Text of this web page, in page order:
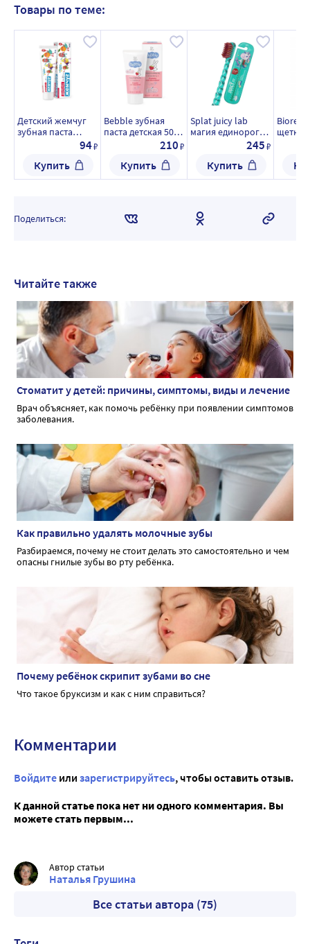
Товары по теме:
Детский жемчуг
зубная паста
фрукты 50 мл
94₽
Купить
Bebble зубная
паста детская 50
210₽
Купить
Splat juicy lab
магия единорога
зубная щетка
серебра clear
прозрачная
245₽
Купить
щетка
Поделиться:
Читайте также
Стоматит у детей: причины, симптомы, виды и лечение
Врач объясняет, как помочь ребёнку при появлении симптомов
заболевания.
Как правильно удалять молочные зубы
Разбираемся, почему не стоит делать это самостоятельно и чем
опасны гнилые зубы во рту ребёнка.
Почему ребёнок скрипит зубами во сне
Что такое бруксизм и как с ним справиться?
Комментарии
Войдите или зарегистрируйтесь, чтобы оставить отзыв.
К данной статье пока нет ни одного комментария. Вы
можете стать первым...
Автор статьи
Наталья Грушина
Все статьи автора (75)